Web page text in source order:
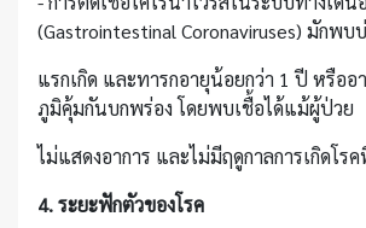
(Gastrointestinal Coronaviruses) มักพบ
แรกเกิด และทารกอายุน้อยกว่า 1 ปี หรือ
ภูมิคุ้มกันบกพร่อง โดยพบเชื้อได้แม้ผู้ป่วย
ไม่แสดงอาการ และไม่มีฤดูกาลการเกิดโ
4. ระยะฟักตัวของโรค